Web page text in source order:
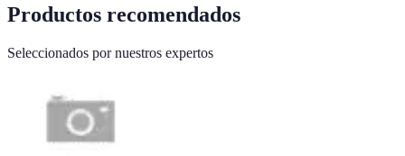
Productos recomendados
Seleccionados por nuestros expertos